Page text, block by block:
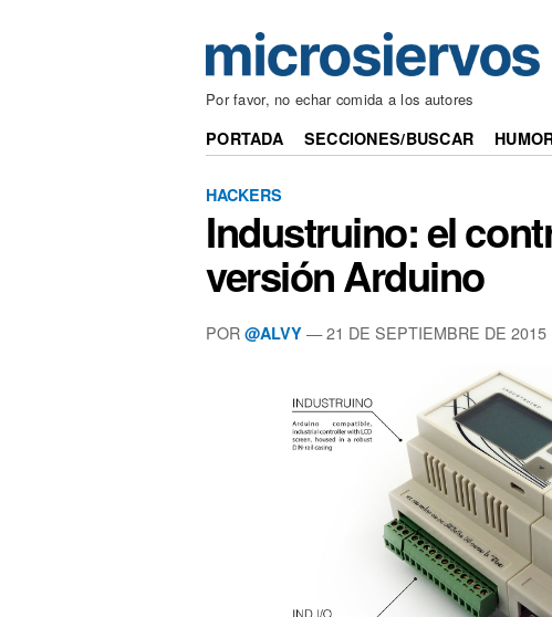
Por favor, no echar comida a los autores
PORTADA SECCIONES/BUSCAR
HACKERS
Industruino: el
versión Arduino
POR @ALVY — 21 DE SEPTIEMBRE DE 2015